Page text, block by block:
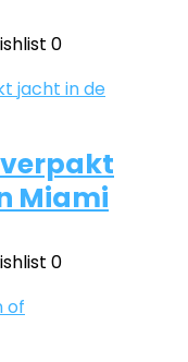
0
verpakt
Miami
0